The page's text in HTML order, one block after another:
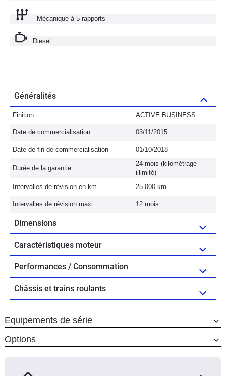
Mécanique à 5 rapports
Diesel
Généralités
Finition ACTIVE BUSINESS
Date de commercialisation 03/11/2015
Date de fin de commercialisation 01/10/2018
Durée de la garantie
24 mois (kilométrage
illimité)
Intervalles de révision en km
25 000 km
Intervalles de révision maxi 12 mois
Dimensions
Caractéristiques moteur
Performances / Consommation
Châssis et trains roulants
Equipements de série
Options